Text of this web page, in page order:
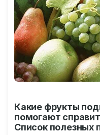
Какие фрукты
помогают
Список полезных